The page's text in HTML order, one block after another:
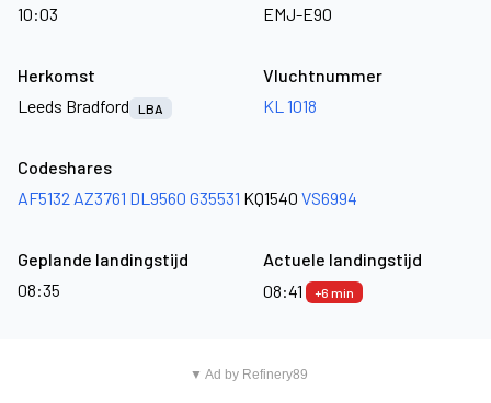
10:03
EMJ-E90
Herkomst
Leeds Bradford
LBA
Vluchtnummer
KL 1018
Codeshares
AF5132 AZ3761 DL9560 G35531 KQ1540 VS6994
Geplande landingstijd
08:35
Actuele landingstijd
08:41
+6 min
▼ Ad by Refinery89